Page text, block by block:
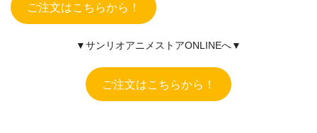
ご注文はこちらから！
▼サンリオアニメストアONLINEへ▼
ご注文はこちらから！